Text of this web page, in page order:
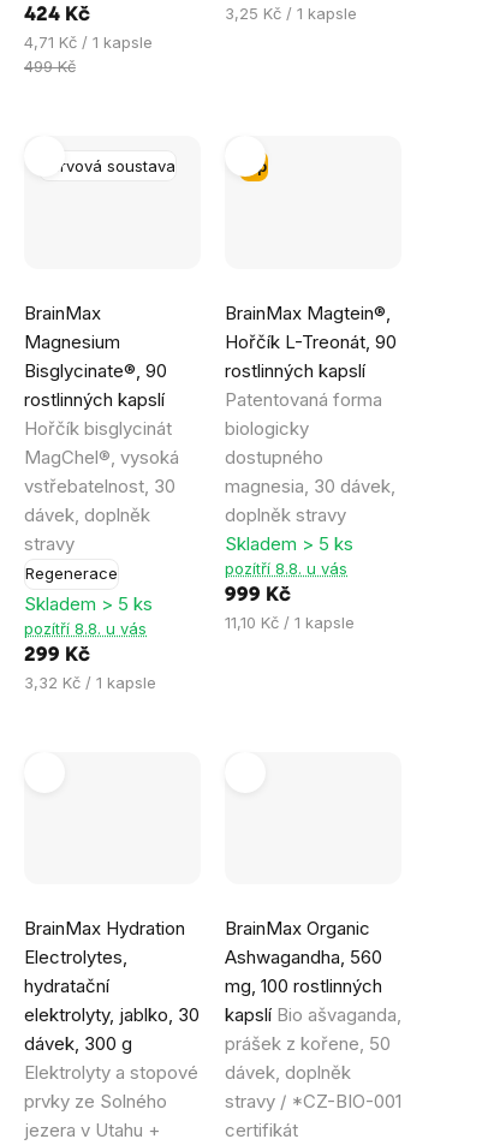
424 Kč
Měrná
cena:
4,71 Kč / 1 kapsle
499 Kč
Měrná
3,25 Kč / 1 kapsle
Nervová soustava
BrainMax
Magnesium
Bisglycinate®, 90
rostlinných kapslí
Hořčík bisglycinát
MagChel®, vysoká
vstřebatelnost, 30
dávek, doplněk
stravy
Regenerace
hodnocení
produktu
je
4,9
z
5
hvězdiček.
Skladem > 5 ks
pozítří 8.8. u vás
299 Kč
Měrná
3,32 Kč / 1 kapsle
Tip
BrainMax Magtein®,
Hořčík L-Treonát, 90
rostlinných kapslí
Patentovaná forma
biologicky
dostupného
magnesia, 30 dávek,
doplněk stravy
hodnocení
produktu
je
5,0
z
5
hvězdiček.
Skladem > 5 ks
pozítří 8.8. u vás
999 Kč
Měrná
11,10 Kč / 1 kapsle
BrainMax Hydration
Electrolytes,
hydratační
elektrolyty, jablko, 30
dávek, 300 g
Elektrolyty a stopové
prvky ze Solného
jezera v Utahu +
hodnocení
produktu
je
4,8
z
5
hvězdiček.
BrainMax Organic
Ashwagandha, 560
mg, 100 rostlinných
kapslí Bio ašvaganda,
prášek z kořene, 50
dávek, doplněk
stravy / *CZ-BIO-001
certifikát
hodnocení
produktu
je
5,0
z
5
hvězdiček.